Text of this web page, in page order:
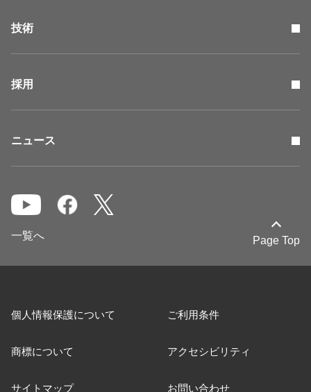
技術
採用
ニュース
Page Top
一覧へ
個人情報保護について ご利用条件
商標について アクセシビリティ
サイトマップ お問い合わせ